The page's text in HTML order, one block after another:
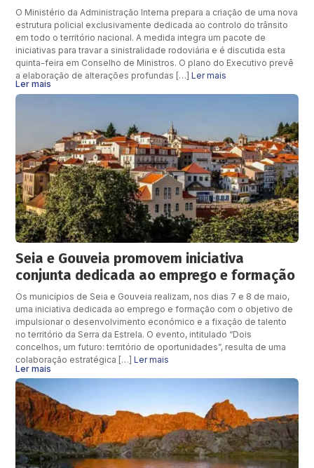
O Ministério da Administração Interna prepara a criação de uma nova
estrutura policial exclusivamente dedicada ao controlo do trânsito
em todo o território nacional. A medida integra um pacote de
iniciativas para travar a sinistralidade rodoviária e é discutida esta
quinta-feira em Conselho de Ministros. O plano do Executivo prevê
a elaboração de alterações profundas […]Ler mais
Ler mais
Seia e Gouveia promovem iniciativa
conjunta dedicada ao emprego e formação
Os municípios de Seia e Gouveia realizam, nos dias 7 e 8 de maio,
uma iniciativa dedicada ao emprego e formação com o objetivo de
impulsionar o desenvolvimento económico e a fixação de talento
no território da Serra da Estrela. O evento, intitulado “Dois
concelhos, um futuro: território de oportunidades”, resulta de uma
colaboração estratégica […]Ler mais
Ler mais